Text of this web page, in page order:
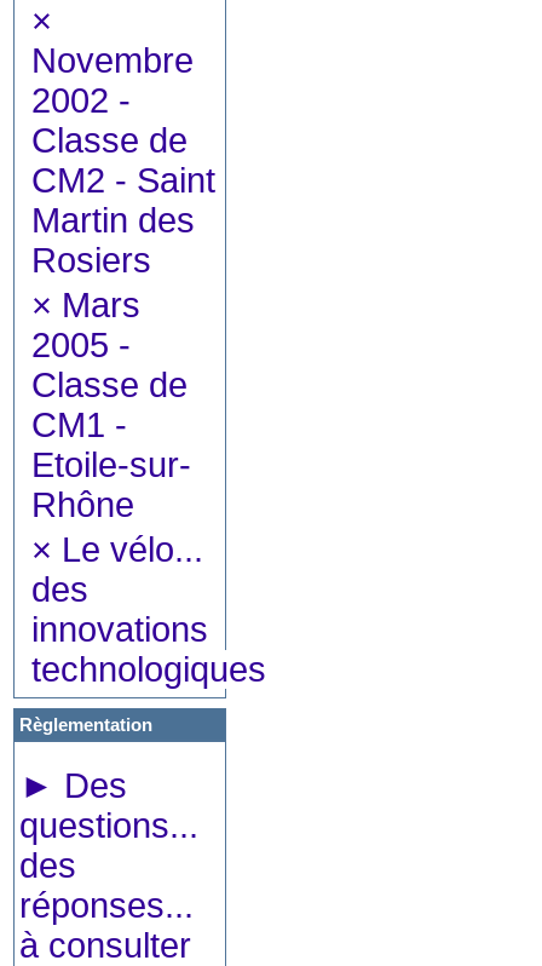
×
Novembre
2002 -
Classe de
CM2 - Saint
Martin des
Rosiers
× Mars
2005 -
Classe de
CM1 -
Etoile-sur-
Rhône
× Le vélo...
des
innovations
technologiques
Règlementation
► Des
questions...
des
réponses...
à consulter